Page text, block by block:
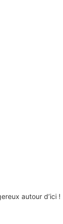
autour d’ici !